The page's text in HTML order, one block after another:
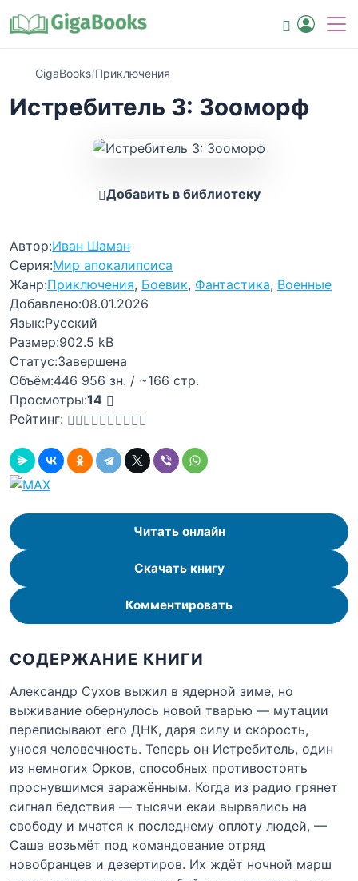
GigaBooks/Приключения
Истребитель 3: Зооморф
Добавить в библиотеку
Автор:Иван Шаман
Серия:Мир апокалипсиса
Жанр:Приключения, Боевик, Фантастика, Военные
Добавлено:08.01.2026
Язык:Русский
Размер:902.5 kB
Статус:Завершена
Объём:446 956 зн. / ~166 стр.
Просмотры:14
Рейтинг:
Читать онлайн
Скачать книгу
Комментировать
СОДЕРЖАНИЕ КНИГИ
Александр Сухов выжил в ядерной зиме, но
выживание обернулось новой тварью — мутации
переписывают его ДНК, даря силу и скорость,
унося человечность. Теперь он Истребитель, один
из немногих Орков, способных противостоять
проснувшимся заражённым. Когда из радио грянет
сигнал бедствия — тысячи екаи вырвались на
свободу и мчатся к последнему оплоту людей, —
Саша возьмёт под командование отряд
новобранцев и дезертиров. Их ждёт ночной марш